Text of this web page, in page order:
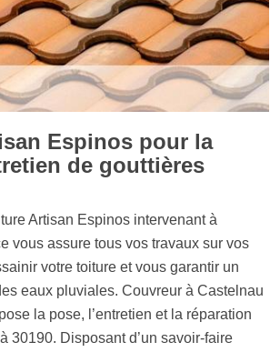
Espinos pour la
de gouttières
Artisan Espinos intervenant à
vous assure tous vos travaux sur vos
votre toiture et vous garantir un
eaux pluviales. Couvreur à Castelnau
la pose, l’entretien et la réparation
30190. Disposant d’un savoir-faire